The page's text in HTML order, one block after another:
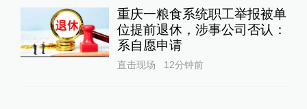
重庆一粮食系统职工举报被单
位提前退休，涉事公司否认：
系自愿申请
直击现场 12分钟前